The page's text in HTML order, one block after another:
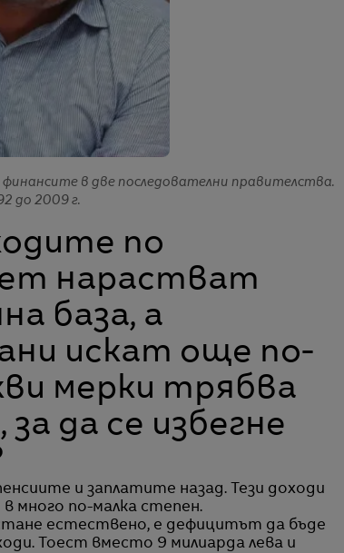
в две последователни правителства.
до 2009 г.
по
нарастват
база, а
искат още по-
мерки трябва
да се избегне
и заплатите назад. Тези доходи
много по-малка степен.
естествено, е дефицитът да бъде
Тоест вместо 9 милиарда лева и